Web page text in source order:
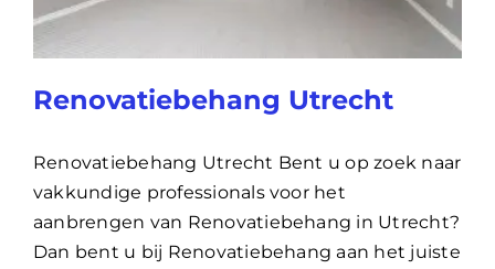
Renovatiebehang Utrecht
Renovatiebehang Utrecht Bent u op zoek naar
vakkundige professionals voor het
aanbrengen van Renovatiebehang in Utrecht?
Dan bent u bij Renovatiebehang aan het juiste